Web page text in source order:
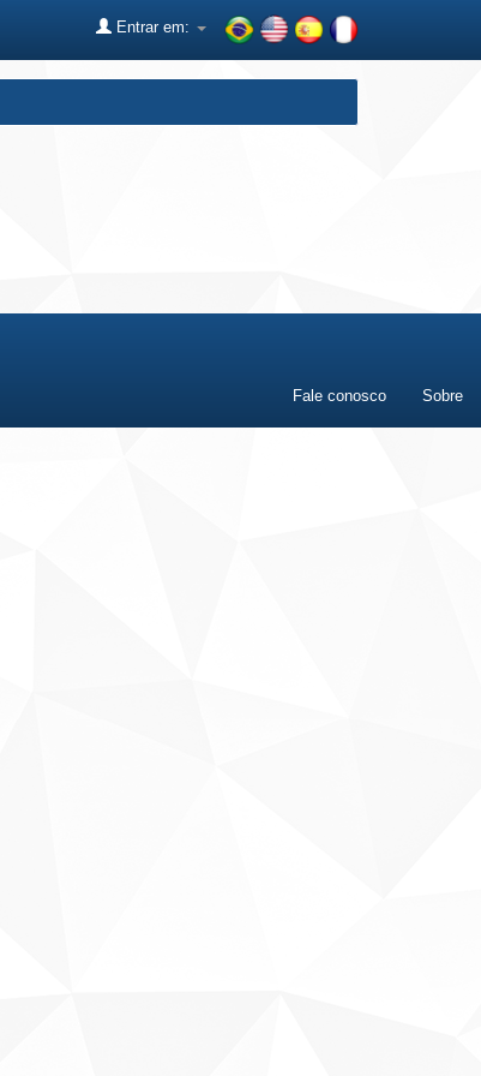
Entrar em:
Fale conosco Sobre